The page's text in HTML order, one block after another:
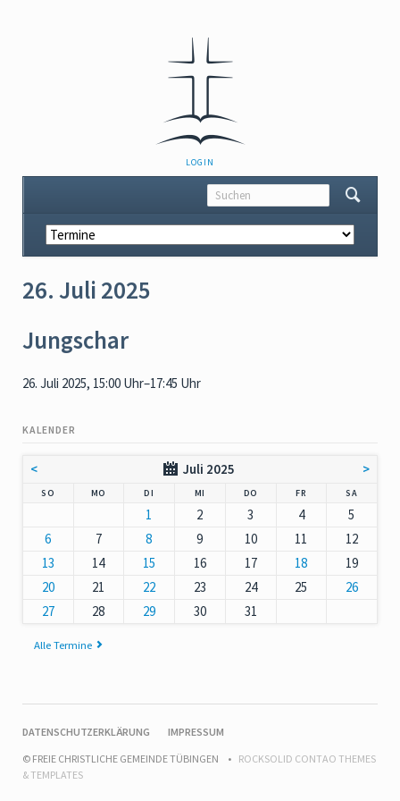
NAVIGATION
ÜBERSPRINGEN
LOGIN
Navigation
überspringen
26. Juli 2025
Jungschar
26. Juli 2025, 15:00 Uhr–17:45 Uhr
KALENDER
< Juli 2025 >
SO MO DI MI DO NNERSTAG
FR SAMSTAG
1 2 3 4
5
6
7 8 9 10 11
12
13
14 15 16 17 18
19
20
21 22 23 24 25
26
27
28 29 30 31
Alle Termine
NAVIGATION
DATENSCHUTZERKLÄRUNG
IMPRESSUM
© FREIE CHRISTLICHE GEMEINDE TÜBINGEN
ROCKSOLID CONTAO THEMES
& TEMPLATES